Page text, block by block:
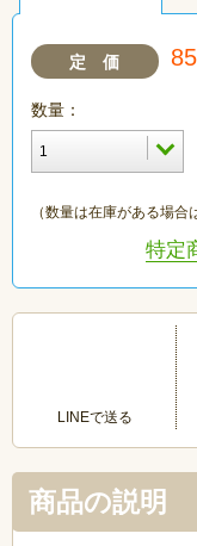
定 価
数量：
（数量は在庫がある場合
特定
LINEで送る
商品の説明